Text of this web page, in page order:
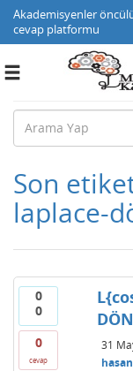
Akademisyenler
cevap platformu
Toggle
Son
laplace-
0
0
0
cevap
31